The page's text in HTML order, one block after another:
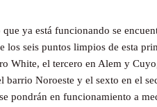
ya está funcionando se
los seis puntos limpios de esta
White, el tercero en Alem y
barrio Noroeste y el sexto en el
pondrán en funcionamiento a